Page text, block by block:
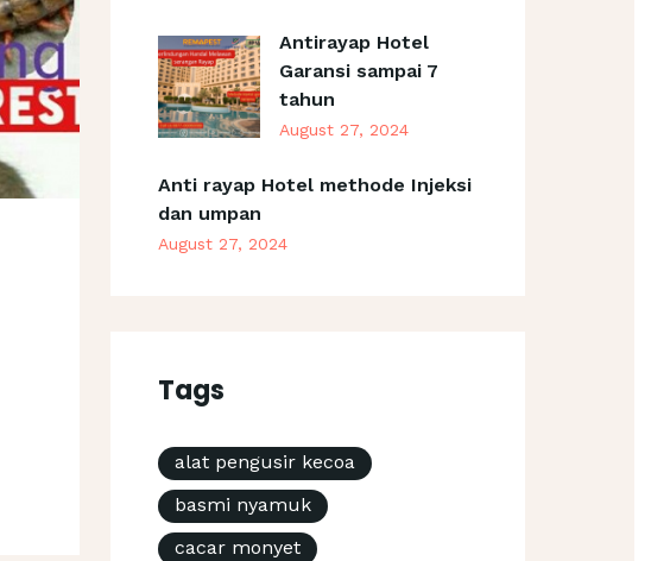
Antirayap Hotel
Garansi sampai 7
tahun
August 27, 2024
Anti rayap Hotel methode Injeksi
dan umpan
August 27, 2024
Tags
alat pengusir kecoa
basmi nyamuk
cacar monyet